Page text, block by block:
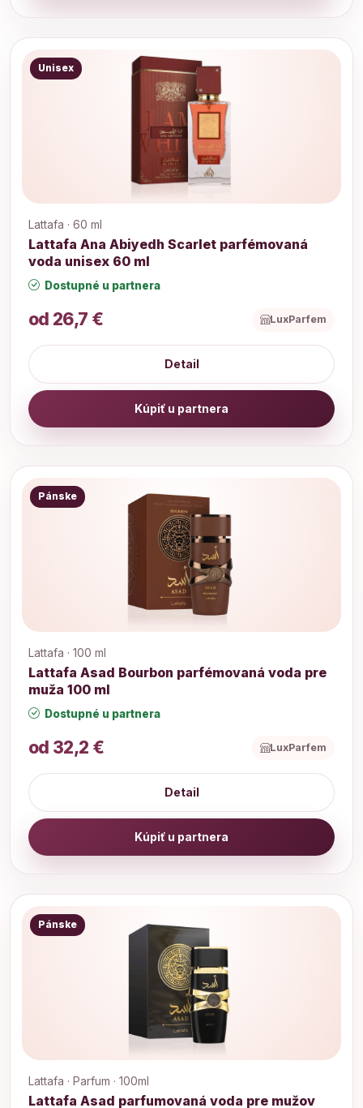
Unisex
Lattafa · 60 ml
Lattafa Ana Abiyedh Scarlet parfémovaná
voda unisex 60 ml
Dostupné u partnera
od 26,7 € LuxParfem
Detail
Kúpiť u partnera
Pánske
Lattafa · 100 ml
Lattafa Asad Bourbon parfémovaná voda pre
muža 100 ml
Dostupné u partnera
od 32,2 € LuxParfem
Detail
Kúpiť u partnera
Pánske
Lattafa · Parfum · 100ml
Lattafa Asad parfumovaná voda pre mužov